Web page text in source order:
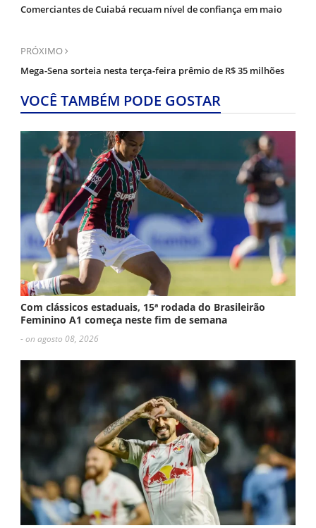
Comerciantes de Cuiabá recuam nível de confiança em maio
PRÓXIMO
Mega-Sena sorteia nesta terça-feira prêmio de R$ 35 milhões
VOCÊ TAMBÉM PODE GOSTAR
Com clássicos estaduais, 15ª rodada do Brasileirão
Feminino A1 começa neste fim de semana
- on agosto 08, 2026